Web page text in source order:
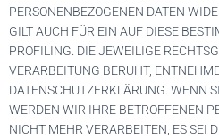
PERSONENBEZOGENEN DATEN
GILT AUCH FÜR EIN AUF DIESE
PROFILING. DIE JEWEILIGE
VERARBEITUNG BERUHT,
DATENSCHUTZERKLÄRUNG. WENN
WERDEN WIR IHRE BETROFFENEN
NICHT MEHR VERARBEITEN, ES SEI